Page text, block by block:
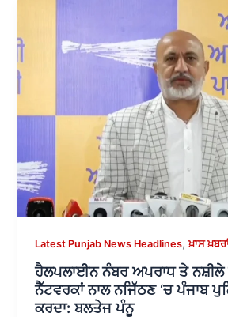
Latest Punjab News Headlines,ਖ਼ਾਸ
ਹੈਲਪਲਾਈਨ ਨੰਬਰ ਅਪਰਾਧ ਤੇ ਨਸ਼ੀਲੇ
ਨੈੱਟਵਰਕਾਂ ਨਾਲ ਨਜਿੱਠਣ ‘ਚ ਪੰਜਾਬ
ਕਰਦਾ: ਬਲਤੇਜ ਪੰਨੂ